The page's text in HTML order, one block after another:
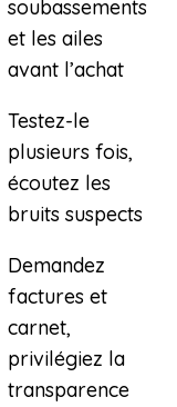
soubassements
et les ailes
avant l’achat
Testez-le
plusieurs fois,
écoutez les
bruits suspects
Demandez
factures et
carnet,
privilégiez la
transparence